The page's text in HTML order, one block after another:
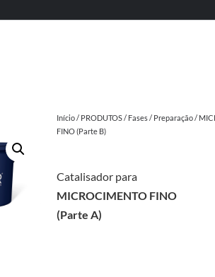
Início/ PRODUTOS/ Fases/ Preparação/
FINO (Parte B)
Catalisador para
MICROCIMENTO FINO
(Parte A)